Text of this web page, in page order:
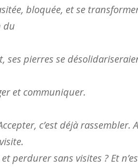
bloquée, et se
du
ses pierres se
et communiquer.
c’est déjà rassembler.
perdurer sans visites ? Et